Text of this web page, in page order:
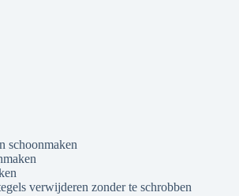
schoonmaken
verwijderen zonder te schrobben